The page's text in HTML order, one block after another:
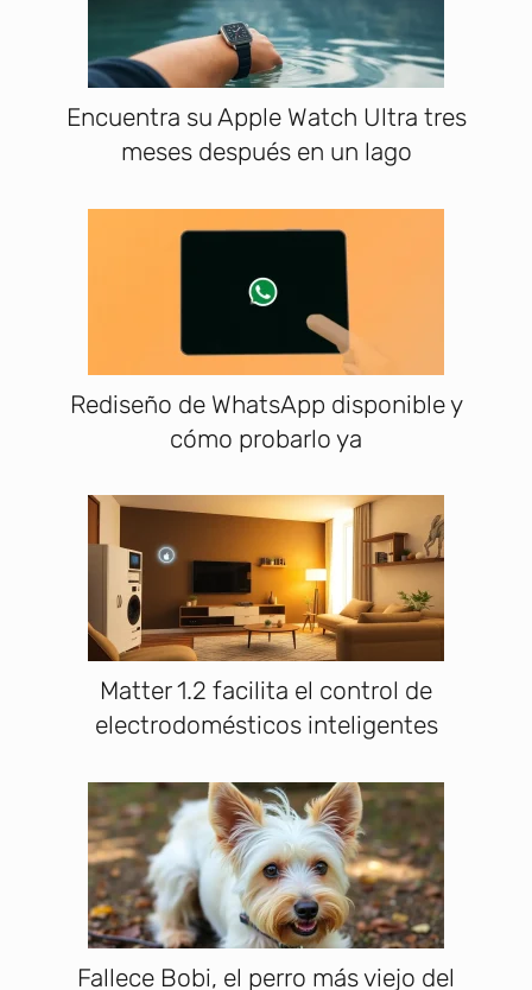
Encuentra su Apple Watch Ultra tres
meses después en un lago
Rediseño de WhatsApp disponible y
cómo probarlo ya
Matter 1.2 facilita el control de
electrodomésticos inteligentes
Fallece Bobi, el perro más viejo del